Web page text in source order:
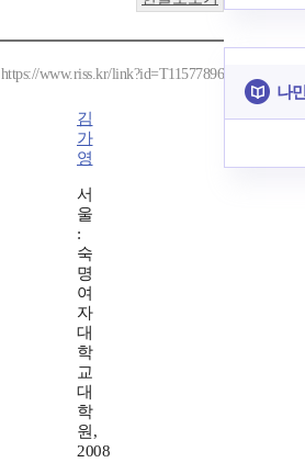
https://www.riss.kr/link?id=T11577896
김
가
영
서
울
:
숙
명
여
자
대
학
교
대
학
원,
2008
나